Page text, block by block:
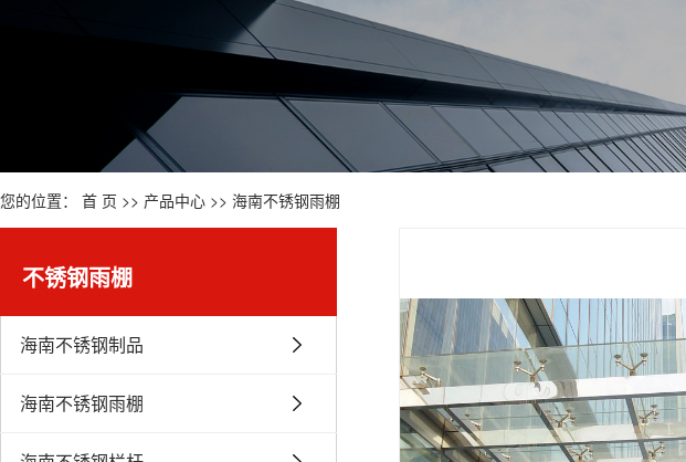
您的位置： 首 页 >> 产品中心 >> 海南不锈钢雨棚
不锈钢雨棚
海南不锈钢制品
海南不锈钢雨棚